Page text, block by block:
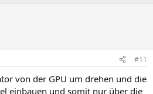
#11
von der GPU um drehen und die
einbauen und somit nur über die